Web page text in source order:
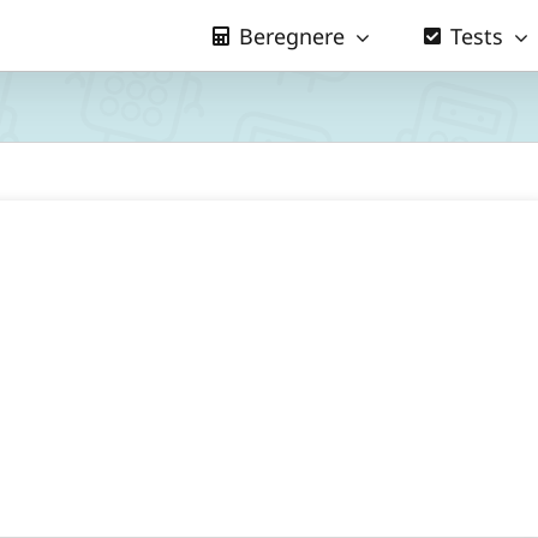
Beregnere Tests